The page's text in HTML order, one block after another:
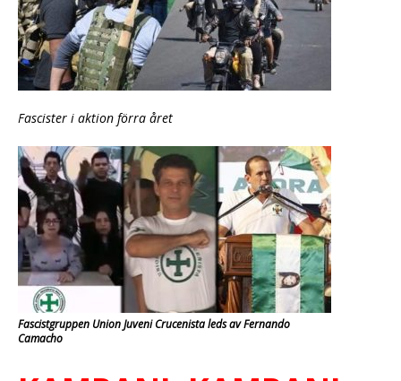
Fascister i aktion förra året
Fascistgruppen Union Juveni Crucenista leds av Fernando
Camacho